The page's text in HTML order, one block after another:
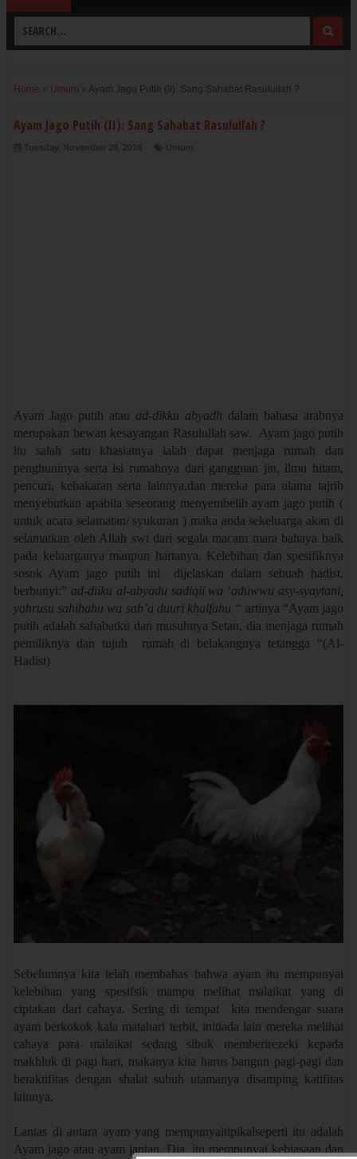
Home » Umum » Ayam Jago Putih (II): Sang Sahabat Rasulullah ?
Ayam Jago Putih (II): Sang Sahabat Rasulullah ?
Ayam Jago putih atau ad-dikku abyadh dalam bahasa arabnya
merupakan hewan kesayangan Rasulullah saw. Ayam jago putih
itu salah satu khasiatnya ialah dapat menjaga rumah dan
penghuninya serta isi rumahnya dari gangguan jin, ilmu hitam,
pencuri, kebakaran serta lainnya,dan mereka para ulama tajrib
menyebutkan apabila seseorang menyembelih ayam jago putih (
untuk acara selamatan/ syukuran ) maka anda sekeluarga akan di
selamatkan oleh Allah swt dari segala macam mara bahaya baik
pada keluarganya maupun hartanya. Kelebihan dan spesifiknya
sosok Ayam jago putih ini dijelaskan dalam sebuah hadist,
berbunyi:” ad-diiku al-abyadu sadiqii wa ‘aduwwu asy-syaytani,
yahrusu sahibahu wa sab’a duuri khalfahu “ artinya “Ayam jago
putih adalah sahabatku dan musuhnya Setan, dia menjaga rumah
pemiliknya dan tujuh rumah di belakangnya tetangga “(Al-
Hadist)
Sebelumnya kita telah membahas bahwa ayam itu mempunyai
kelebihan yang spesifsik mampu melihat malaikat yang di
ciptakan dari cahaya. Sering di tempat kita mendengar suara
ayam berkokok kala matahari terbit, initiada lain mereka melihat
cahaya para malaikat sedang sibuk memberirezeki kepada
makhluk di pagi hari, makanya kita harus bangun pagi-pagi dan
beraktifitas dengan shalat subuh utamanya disamping katifitas
lainnya.
Lantas di antara ayam yang mempunyaitipikalseperti itu adalah
Ayam jago atau ayam jantan. Dia itu mempunyai kebiasaan dan